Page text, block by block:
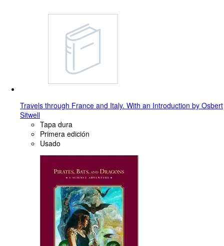
Travels through France and Italy. With an Introduction by Osbert
Sitwell
Tapa dura
Primera edición
Usado